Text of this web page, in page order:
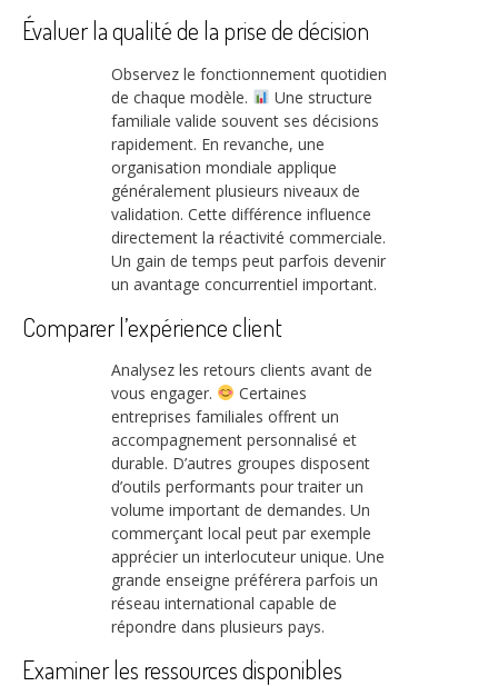
Évaluer la qualité de la prise de décision
Observez le fonctionnement quotidien
de chaque modèle.
Une structure
familiale valide souvent ses décisions
rapidement. En revanche, une
organisation mondiale applique
généralement plusieurs niveaux de
validation. Cette différence influence
directement la réactivité commerciale.
Un gain de temps peut parfois devenir
un avantage concurrentiel important.
Comparer l’expérience client
Analysez les retours clients avant de
vous engager.
Certaines
entreprises familiales offrent un
accompagnement personnalisé et
durable. D’autres groupes disposent
d’outils performants pour traiter un
volume important de demandes. Un
commerçant local peut par exemple
apprécier un interlocuteur unique. Une
grande enseigne préférera parfois un
réseau international capable de
répondre dans plusieurs pays.
Examiner les ressources disponibles